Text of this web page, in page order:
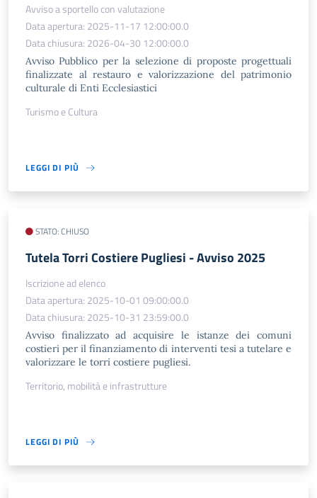
Avviso a sportello con valutazione
Data apertura: 2025-11-17 12:00:00.0
Data chiusura: 2026-04-30 12:00:00.0
Avviso Pubblico per la selezione di proposte progettuali
finalizzate al restauro e valorizzazione del patrimonio
culturale di Enti Ecclesiastici
Turismo e Cultura
LEGGI DI PIÙ
STATO: CHIUSO
Tutela Torri Costiere Pugliesi - Avviso 2025
Iscrizione ad elenco
Data apertura: 2025-10-01 09:00:00.0
Data chiusura: 2025-10-31 23:59:00.0
Avviso finalizzato ad acquisire le istanze dei comuni
costieri per il finanziamento di interventi tesi a tutelare e
valorizzare le torri costiere pugliesi.
Territorio, mobilità e infrastrutture
LEGGI DI PIÙ